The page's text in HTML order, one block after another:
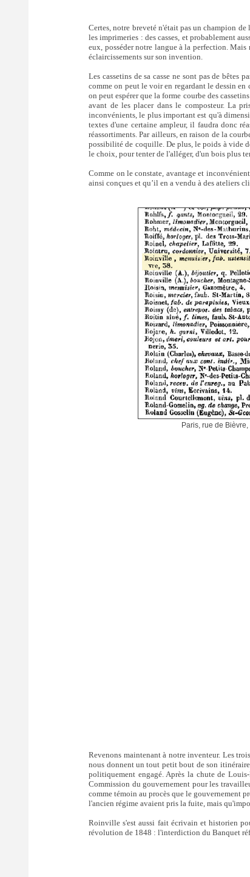
Certes, notre breveté n'était pas un champion
les imprimeries : des casses, et probablement
eux, posséder notre langue à la perfection.
éclaircissements sur son invention.
Les cassetins de sa casse ne sont pas de
comme on peut le voir en regardant le dessin en
on peut espérer que la forme courbe des
avant de les placer dans le composteur. La
inconvénients, le plus important est qu'à
textes d'une certaine ampleur, il faudra donc
réassortiments. Par ailleurs, en raison de la
possibilité de coquille. De plus, le poids à vide
le choix, pour tenter de l'alléger, d'un bois plus
Comme on le constate, avantage et
ainsi conçues et qu’il en a vendu à des ateliers
Paris, rue de
Revenons maintenant à notre inventeur. Les
nous donnent un tout petit bout de son
politiquement engagé. Après la chute de
Commission du gouvernement pour les
comme témoin au procès que le gouvernement
l'ancien régime avaient pris la fuite, mais
Roinville s'est aussi fait écrivain et historien
révolution de 1848 : l'interdiction du Banquet